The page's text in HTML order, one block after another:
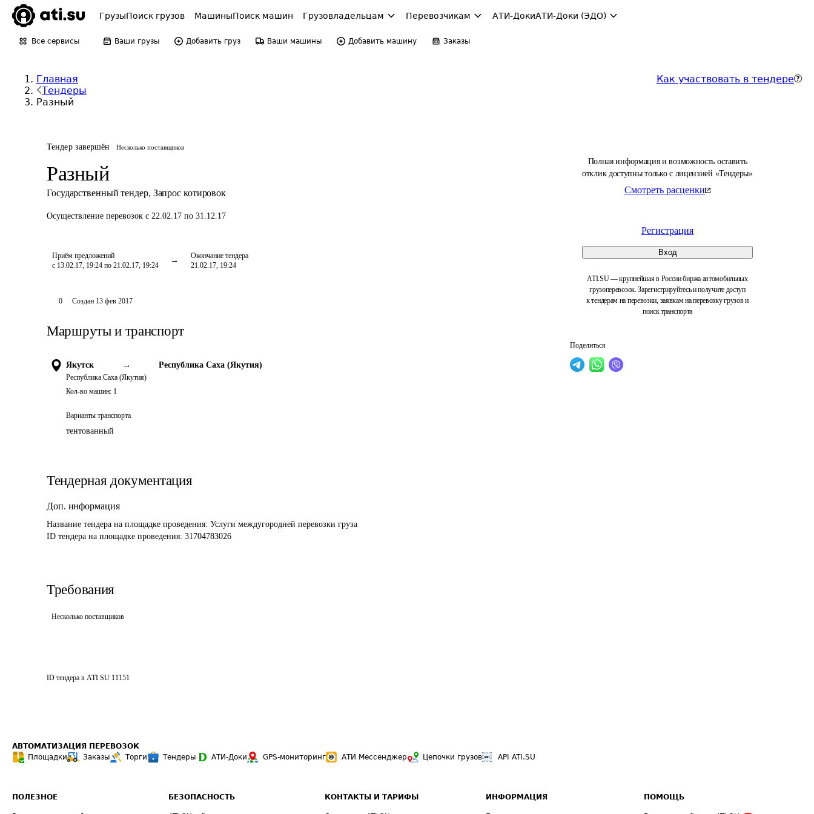
ГрузыПоиск грузов МашиныПоиск машин Грузовладельцам Перевозчикам АТИ-ДокиАТИ-Доки (ЭДО)
Все сервисы Ваши грузы Добавить груз Ваши машины Добавить машину Заказы
Главная
Тендеры
Разный
Как участвовать в тендере
Тендер завершён Несколько поставщиков
Разный
Государственный тендер, Запрос котировок
Осуществление перевозок с 22.02.17 по 31.12.17
Приём предложений
с 13.02.17, 19:24 по 21.02.17, 19:24
Окончание тендера
21.02.17, 19:24
Полная информация и возможность оставить
отклик доступны только с лицензией «Тендеры»
Смотреть расценки
Регистрация
Вход
ATI.SU — крупнейшая в России биржа автомобильных
грузоперевозок. Зарегистрируйтесь и получите доступ
к тендерам на перевозки, заявкам на перевозку грузов и
поиск транспорта
Поделиться
0 Создан 13 фев 2017
Маршруты и транспорт
Якутск →
Республика Саха (Якутия)
Республика Саха (Якутия)
Кол-во машин: 1
Варианты транспорта
тентованный
Тендерная документация
Доп. информация
Название тендера на площадке проведения: Услуги междугородней перевозки груза
ID тендера на площадке проведения: 31704783026
Требования
Несколько поставщиков
ID тендера в ATI.SU 11151
АВТОМАТИЗАЦИЯ ПЕРЕВОЗОК
Площадки
Заказы Торги Тендеры АТИ-Доки GPS-мониторинг АТИ Мессенджер Цепочки грузов API ATI.SU
ПОЛЕЗНОЕ БЕЗОПАСНОСТЬ КОНТАКТЫ И ТАРИФЫ ИНФОРМАЦИЯ ПОМОЩЬ